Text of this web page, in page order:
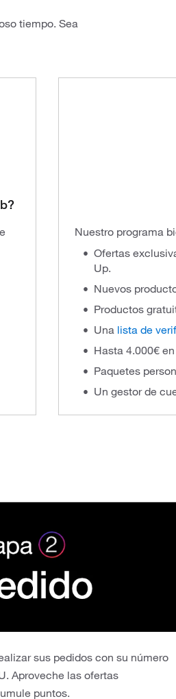
tiempo. Sea
Nuestro programa
Ofertas
Up.
Nuevos
Productos
Una lista de
Hasta 4.000€
Paquetes
Un gestor de
sus pedidos con su número
Aproveche las ofertas
puntos.